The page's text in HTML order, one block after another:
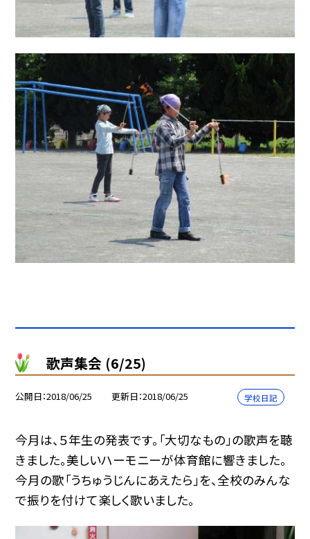
歌声集会 (6/25)
公開日 2018/06/25 更新日 2018/06/25 学校日記
今月は、５年生の発表です。「大切なもの」の歌声を聴
きました。美しいハーモニーが体育館に響きました。
今月の歌「うちゅうじんにあえたら」を、全校のみんな
で振りを付けて楽しく歌いました。